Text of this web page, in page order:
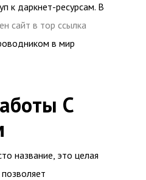
к даркнет-ресурсам. В
сайт в тор ссылка
в мир
С
название, это целая